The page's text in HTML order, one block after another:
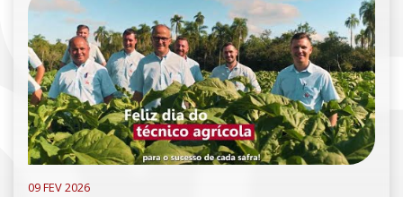
09 FEV 2026